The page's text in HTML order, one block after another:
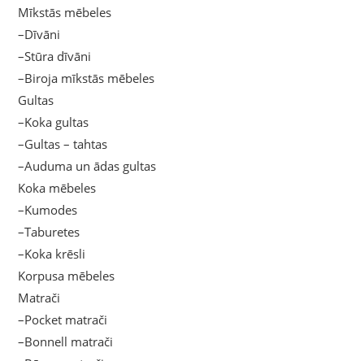
Mīkstās mēbeles
–Dīvāni
–Stūra dīvāni
–Biroja mīkstās mēbeles
Gultas
–Koka gultas
–Gultas – tahtas
–Auduma un ādas gultas
Koka mēbeles
–Kumodes
–Taburetes
–Koka krēsli
Korpusa mēbeles
Matrači
–Pocket matrači
–Bonnell matrači